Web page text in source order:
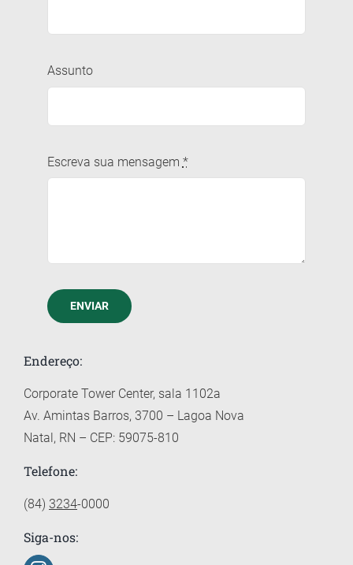
Assunto
Escreva sua mensagem *
ENVIAR
Endereço:
Corporate Tower Center, sala 1102a
Av. Amintas Barros, 3700 – Lagoa Nova
Natal, RN – CEP: 59075-810
Telefone:
(84) 3234-0000
Siga-nos: